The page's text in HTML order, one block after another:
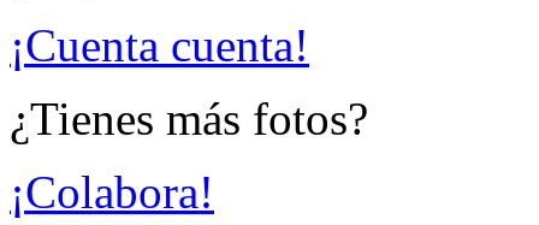
¡Cuenta cuenta!
¿Tienes más fotos?
¡Colabora!